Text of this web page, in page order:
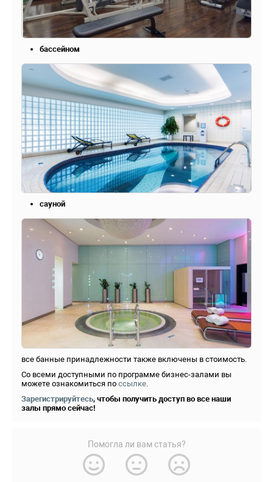
бассейном
сауной
все банные принадлежности также включены в стоимость.
Со всеми доступными по программе бизнес-залами вы
можете ознакомиться по ссылке
Зарегистрируйтесь, чтобы получить доступ во все наши
залы прямо сейчас!
Помогла ли вам статья?